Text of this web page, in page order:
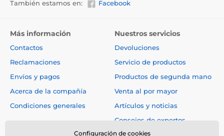
También estamos en: Facebook
Más información
Contactos
Reclamaciones
Envíos y pagos
Acerca de la compañía
Condiciones generales
Nuestros servicios
Devoluciones
Servicio de productos
Productos de segunda mano
Venta al por mayor
Artículos y noticias
Consejos de expertos
Configuración de cookies